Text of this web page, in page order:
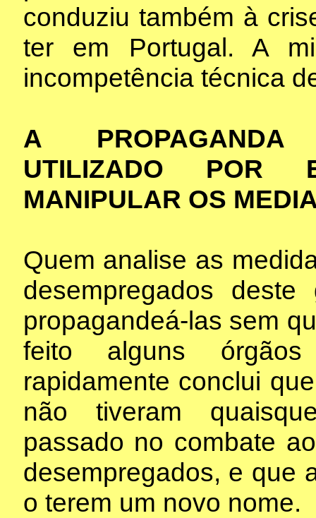
conduziu também à
ter em Portugal. A
incompetência técnica
A PROPAGANDA
UTILIZADO POR
MANIPULAR OS
Quem analise as
desempregados
propagandeá-las sem
feito alguns
rapidamente conclui
não tiveram
passado no combate
desempregados, e que
o terem um novo nome.